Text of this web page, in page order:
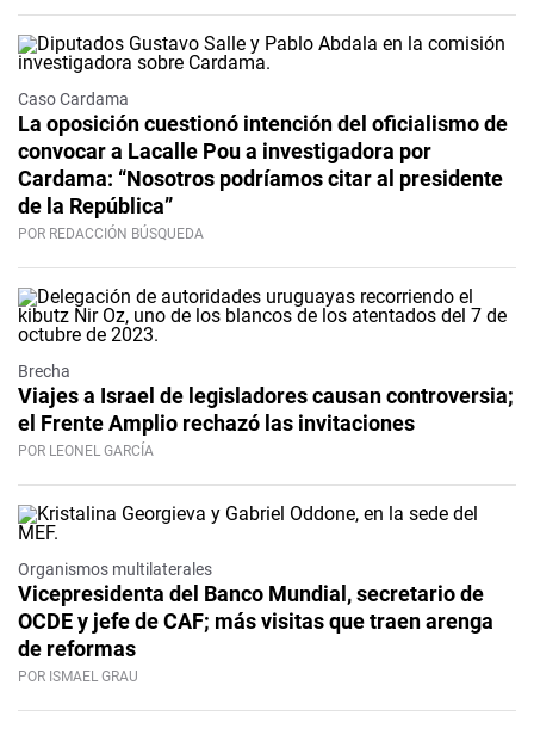
Caso Cardama
La oposición cuestionó intención del oficialismo de
convocar a Lacalle Pou a investigadora por
Cardama: “Nosotros podríamos citar al presidente
de la República”
POR REDACCIÓN BÚSQUEDA
Brecha
Viajes a Israel de legisladores causan controversia;
el Frente Amplio rechazó las invitaciones
POR LEONEL GARCÍA
Organismos multilaterales
Vicepresidenta del Banco Mundial, secretario de
OCDE y jefe de CAF; más visitas que traen arenga
de reformas
POR ISMAEL GRAU